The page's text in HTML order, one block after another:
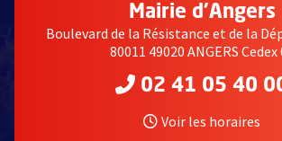
Mairie d'Angers
Boulevard de la Résistance et de la
80011 49020 ANGERS Cedex
02 41 05 40
Voir les horaires